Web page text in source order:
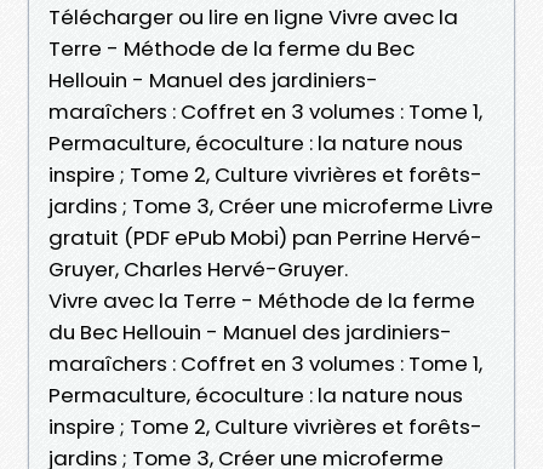
Télécharger ou lire en ligne Vivre avec la
Terre - Méthode de la ferme du Bec
Hellouin - Manuel des jardiniers-
maraîchers : Coffret en 3 volumes : Tome 1,
Permaculture, écoculture : la nature nous
inspire ; Tome 2, Culture vivrières et forêts-
jardins ; Tome 3, Créer une microferme Livre
gratuit (PDF ePub Mobi) pan Perrine Hervé-
Gruyer, Charles Hervé-Gruyer.
Vivre avec la Terre - Méthode de la ferme
du Bec Hellouin - Manuel des jardiniers-
maraîchers : Coffret en 3 volumes : Tome 1,
Permaculture, écoculture : la nature nous
inspire ; Tome 2, Culture vivrières et forêts-
jardins ; Tome 3, Créer une microferme